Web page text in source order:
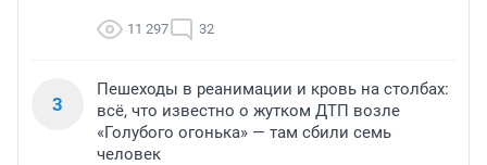
11 297 32
3
Пешеходы в реанимации и кровь на столбах:
всё, что известно о жутком ДТП возле
«Голубого огонька» — там сбили семь
человек